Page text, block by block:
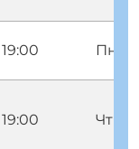
19:00 Пнд
19:00 Чтв